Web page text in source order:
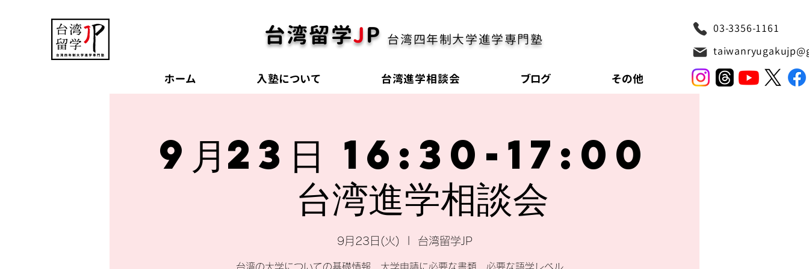
台湾留学JP 台湾四年制大学進学専門塾
ホーム 入塾について 台湾進学相談会 ブログ その他
03-3356-1161
9月23日 16:30-17:00
台湾進学相談会
9月23日(火) 台湾留学JP
台湾の大学についての基礎情報、大学申請に必要な書類、必要な語学レベル、